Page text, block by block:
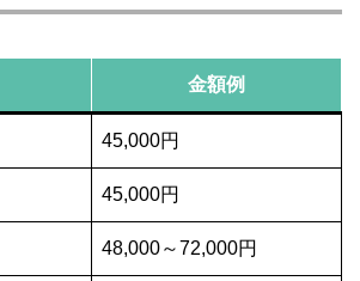
金額例
45,000円
45,000円
48,000～72,000円